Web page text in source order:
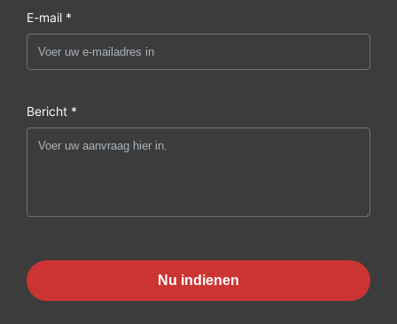
E-mail *
Bericht *
Nu indienen